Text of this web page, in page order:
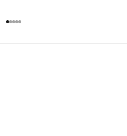
Gehe zu Element 1
Gehe zu Element 2
Gehe zu Element 3
Gehe zu Element 4
Gehe zu Element 5